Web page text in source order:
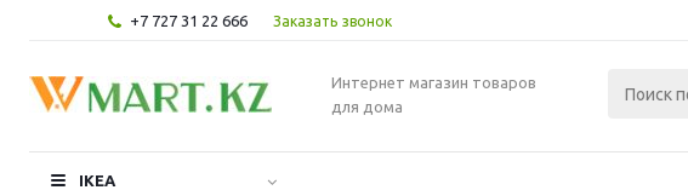
+7 727 31 22 666 Заказать звонок
Интернет магазин товаров
для дома
IKEA